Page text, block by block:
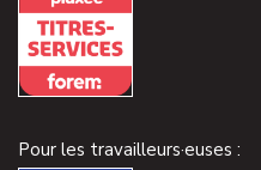
Pour les travailleurs·euses :